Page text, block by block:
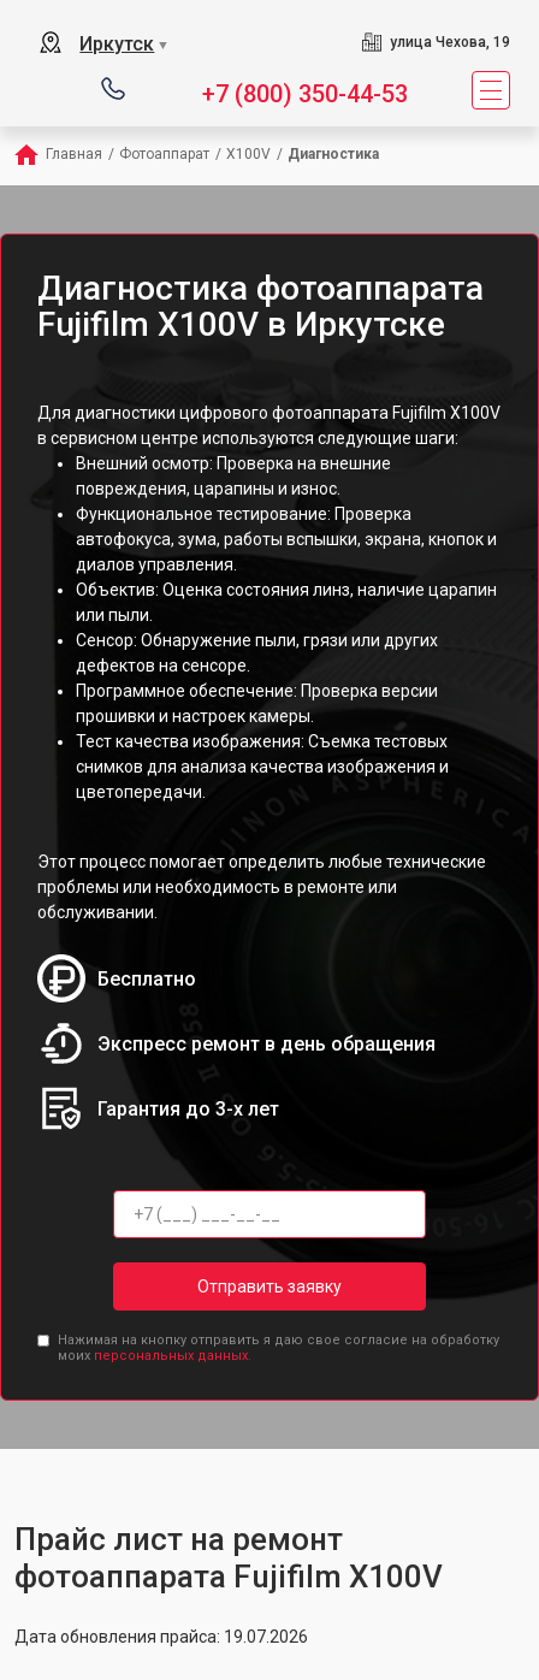
Иркутск ▼ улица Чехова, 19
+7 (800) 350-44-53
Главная / Фотоаппарат / X100V / Диагностика
Диагностика фотоаппарата
Fujifilm X100V в Иркутске
Для диагностики цифрового фотоаппарата Fujifilm X100V
в сервисном центре используются следующие шаги:
Внешний осмотр: Проверка на внешние
повреждения, царапины и износ.
Функциональное тестирование: Проверка
автофокуса, зума, работы вспышки, экрана, кнопок и
диалов управления.
Объектив: Оценка состояния линз, наличие царапин
или пыли.
Сенсор: Обнаружение пыли, грязи или других
дефектов на сенсоре.
Программное обеспечение: Проверка версии
прошивки и настроек камеры.
Тест качества изображения: Съемка тестовых
снимков для анализа качества изображения и
цветопередачи.
Этот процесс помогает определить любые технические
проблемы или необходимость в ремонте или
обслуживании.
Бесплатно
Экспресс ремонт в день обращения
Гарантия до 3-х лет
Отправить заявку
Нажимая на кнопку отправить я даю свое согласие на обработку
моих персональных данных.
Прайс лист на ремонт
фотоаппарата Fujifilm X100V
Дата обновления прайса: 19.07.2026